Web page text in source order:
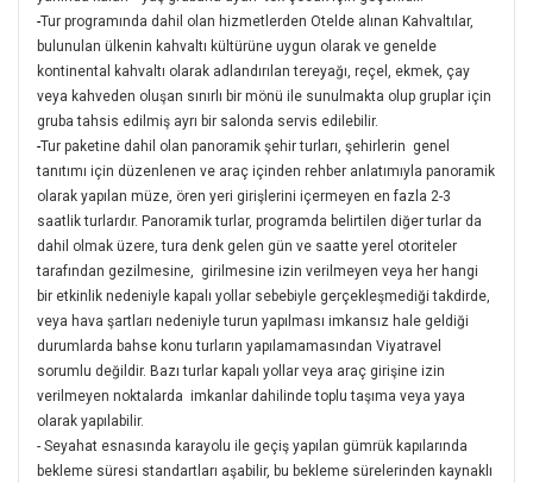
-Tur programında dahil olan hizmetlerden Otelde alınan Kahvaltılar,
bulunulan ülkenin kahvaltı kültürüne uygun olarak ve genelde
kontinental kahvaltı olarak adlandırılan tereyağı, reçel, ekmek, çay
veya kahveden oluşan sınırlı bir mönü ile sunulmakta olup gruplar için
gruba tahsis edilmiş ayrı bir salonda servis edilebilir.
-Tur paketine dahil olan panoramik şehir turları, şehirlerin genel
tanıtımı için düzenlenen ve araç içinden rehber anlatımıyla panoramik
olarak yapılan müze, ören yeri girişlerini içermeyen en fazla 2-3
saatlik turlardır. Panoramik turlar, programda belirtilen diğer turlar da
dahil olmak üzere, tura denk gelen gün ve saatte yerel otoriteler
tarafından gezilmesine, girilmesine izin verilmeyen veya her hangi
bir etkinlik nedeniyle kapalı yollar sebebiyle gerçekleşmediği takdirde,
veya hava şartları nedeniyle turun yapılması imkansız hale geldiği
durumlarda bahse konu turların yapılamamasından Viyatravel
sorumlu değildir. Bazı turlar kapalı yollar veya araç girişine izin
verilmeyen noktalarda imkanlar dahilinde toplu taşıma veya yaya
olarak yapılabilir.
- Seyahat esnasında karayolu ile geçiş yapılan gümrük kapılarında
bekleme süresi standartları aşabilir, bu bekleme sürelerinden kaynaklı